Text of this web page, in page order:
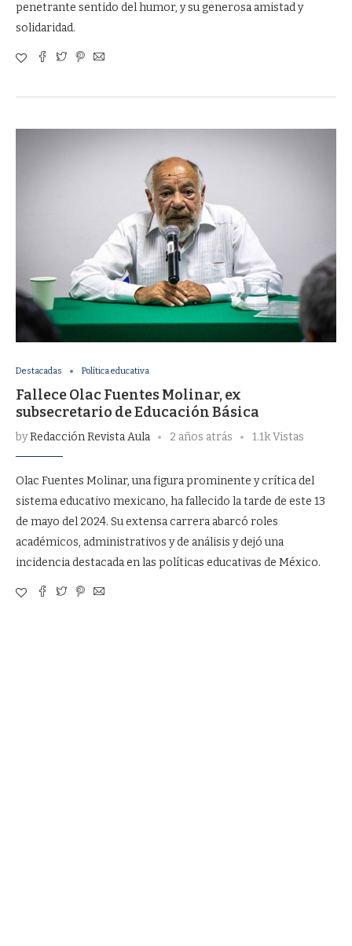
penetrante sentido del humor, y su generosa amistad y
solidaridad.
Destacadas Política educativa
Fallece Olac Fuentes Molinar, ex
subsecretario de Educación Básica
byRedacción Revista Aula 2 años atrás 1.1k Vistas
Olac Fuentes Molinar, una figura prominente y crítica del
sistema educativo mexicano, ha fallecido la tarde de este 13
de mayo del 2024. Su extensa carrera abarcó roles
académicos, administrativos y de análisis y dejó una
incidencia destacada en las políticas educativas de México.